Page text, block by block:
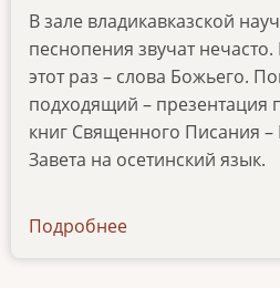
В зале владикавказской
песнопения звучат
этот раз – слова Божьего.
подходящий – презентация
книг Священного Писания –
Завета на осетинский язык.
Подробнее